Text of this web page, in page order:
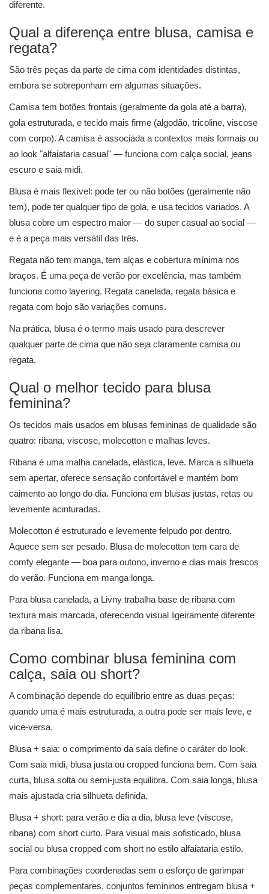
diferente.
Qual a diferença entre blusa, camisa e
regata?
São três peças da parte de cima com identidades distintas,
embora se sobreponham em algumas situações.
Camisa tem botões frontais (geralmente da gola até a barra),
gola estruturada, e tecido mais firme (algodão, tricoline, viscose
com corpo). A camisa é associada a contextos mais formais ou
ao look "alfaiataria casual" — funciona com calça social, jeans
escuro e saia midi.
Blusa é mais flexível: pode ter ou não botões (geralmente não
tem), pode ter qualquer tipo de gola, e usa tecidos variados. A
blusa cobre um espectro maior — do super casual ao social —
e é a peça mais versátil das três.
Regata não tem manga, tem alças e cobertura mínima nos
braços. É uma peça de verão por excelência, mas também
funciona como layering. Regata canelada, regata básica e
regata com bojo são variações comuns.
Na prática, blusa é o termo mais usado para descrever
qualquer parte de cima que não seja claramente camisa ou
regata.
Qual o melhor tecido para blusa
feminina?
Os tecidos mais usados em blusas femininas de qualidade são
quatro: ribana, viscose, molecotton e malhas leves.
Ribana é uma malha canelada, elástica, leve. Marca a silhueta
sem apertar, oferece sensação confortável e mantém bom
caimento ao longo do dia. Funciona em blusas justas, retas ou
levemente acinturadas.
Molecotton é estruturado e levemente felpudo por dentro.
Aquece sem ser pesado. Blusa de molecotton tem cara de
comfy elegante — boa para outono, inverno e dias mais frescos
do verão. Funciona em manga longa.
Para blusa canelada, a Livny trabalha base de ribana com
textura mais marcada, oferecendo visual ligeiramente diferente
da ribana lisa.
Como combinar blusa feminina com
calça, saia ou short?
A combinação depende do equilíbrio entre as duas peças:
quando uma é mais estruturada, a outra pode ser mais leve, e
vice-versa.
Blusa + saia: o comprimento da saia define o caráter do look.
Com saia midi, blusa justa ou cropped funciona bem. Com saia
curta, blusa solta ou semi-justa equilibra. Com saia longa, blusa
mais ajustada cria silhueta definida.
Blusa + short: para verão e dia a dia, blusa leve (viscose,
ribana) com short curto. Para visual mais sofisticado, blusa
social ou blusa cropped com short no estilo alfaiataria estilo.
Para combinações coordenadas sem o esforço de garimpar
peças complementares, conjuntos femininos entregam blusa +